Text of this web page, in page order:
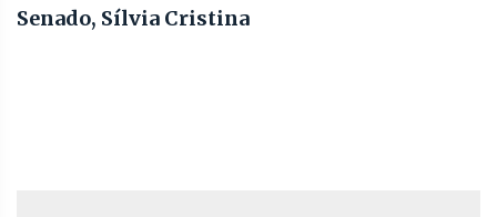
Senado, Sílvia Cristina